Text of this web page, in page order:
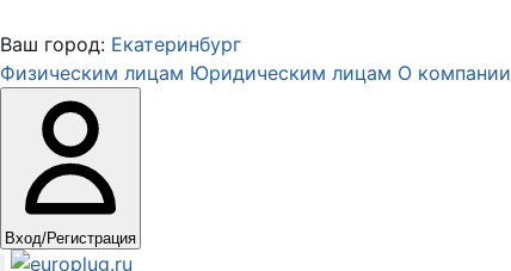
Ваш город: Екатеринбург
Физическим лицам Юридическим лицам О компании
Вход/Регистрация